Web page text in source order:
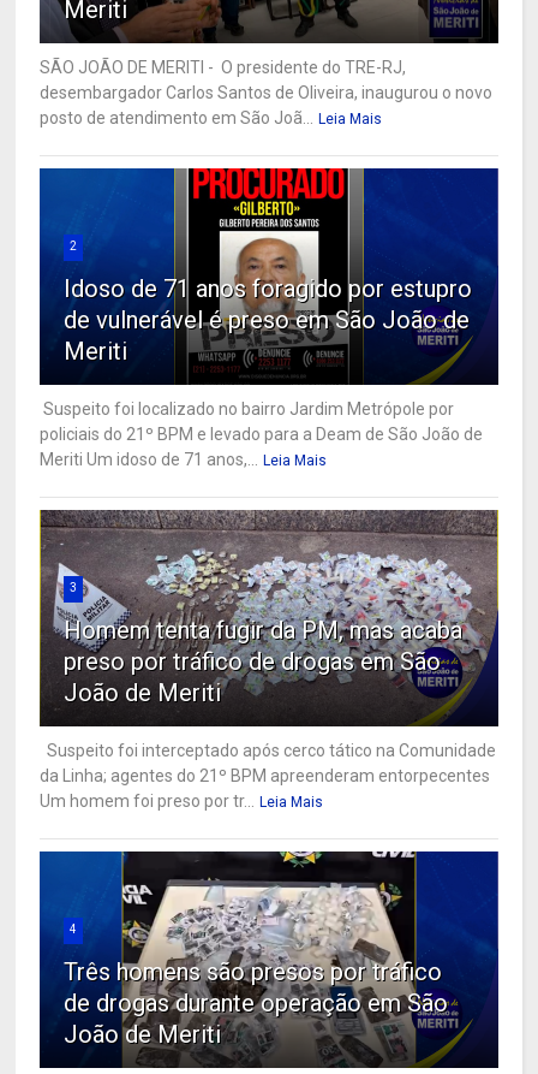
Meriti
SÃO JOÃO DE MERITI - O presidente do TRE-RJ,
desembargador Carlos Santos de Oliveira, inaugurou o novo
posto de atendimento em São Joã... Leia Mais
2
Idoso de 71 anos foragido por estupro
de vulnerável é preso em São João de
Meriti
Suspeito foi localizado no bairro Jardim Metrópole por
policiais do 21º BPM e levado para a Deam de São João de
Meriti Um idoso de 71 anos,... Leia Mais
3
Homem tenta fugir da PM, mas acaba
preso por tráfico de drogas em São
João de Meriti
Suspeito foi interceptado após cerco tático na Comunidade
da Linha; agentes do 21º BPM apreenderam entorpecentes
Um homem foi preso por tr... Leia Mais
4
Três homens são presos por tráfico
de drogas durante operação em São
João de Meriti